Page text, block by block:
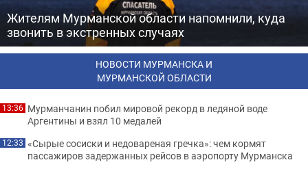
Жителям Мурманской области напомнили, куда
звонить в экстренных случаях
НОВОСТИ МУРМАНСКА И
МУРМАНСКОЙ ОБЛАСТИ
13:36 Мурманчанин побил мировой рекорд в ледяной воде
Аргентины и взял 10 медалей
12:33 «Сырые сосиски и недовареная гречка»: чем кормят
пассажиров задержанных рейсов в аэропорту Мурманска